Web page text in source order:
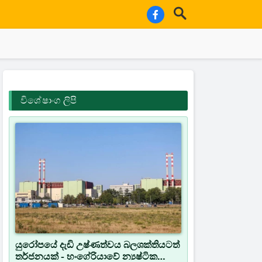
විශේෂාංග ලිපි
යුරෝපයේ දැඩි උෂ්ණත්වය බලශක්තියටත්
තර්ජනයක් - හංගේරියාවේ න්‍යෂ්ටික